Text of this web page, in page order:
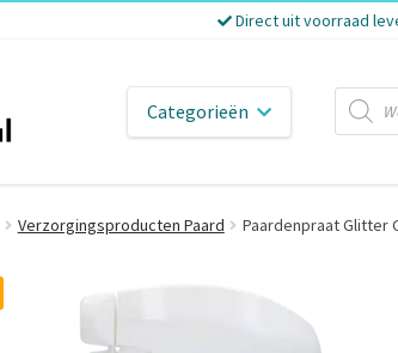
Direct uit voorraad
Categorieën
zoeken
Verzorgingsproducten Paard Paardenpraat Glitter